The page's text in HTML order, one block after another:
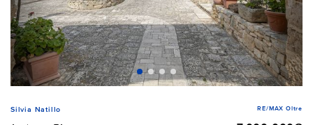
Silvia Natillo RE/MAX Oltre